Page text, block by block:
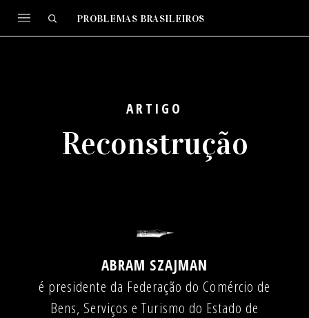
PROBLEMAS BRASILEIROS
ARTIGO
Reconstrução
ABRAM SZAJMAN
é presidente da Federação do Comércio de
Bens, Serviços e Turismo do Estado de